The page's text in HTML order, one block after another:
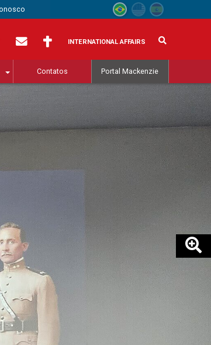
INTERNATIONAL AFFAIRS
Contatos Portal Mackenzie